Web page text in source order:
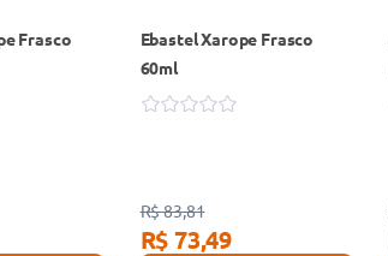
Frasco
Ebastel Xarope Frasco
60ml
R$ 83,81
R$ 73,49